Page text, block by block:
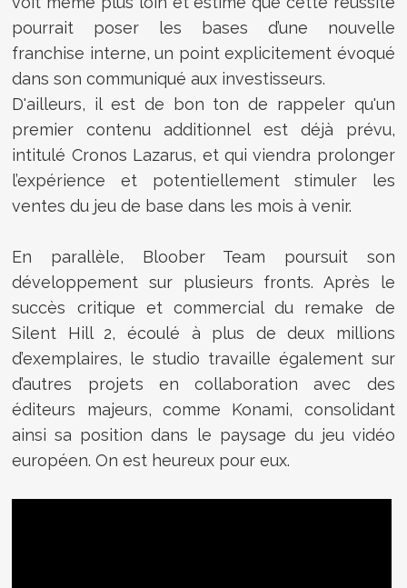
pourrait poser les bases d’une nouvelle
franchise interne, un point explicitement évoqué
dans son communiqué aux investisseurs.
D'ailleurs, il est de bon ton de rappeler qu'un
premier contenu additionnel est déjà prévu,
intitulé Cronos Lazarus, et qui viendra prolonger
l’expérience et potentiellement stimuler les
ventes du jeu de base dans les mois à venir.
En parallèle, Bloober Team poursuit son
développement sur plusieurs fronts. Après le
succès critique et commercial du remake de
Silent Hill 2, écoulé à plus de deux millions
d’exemplaires, le studio travaille également sur
d’autres projets en collaboration avec des
éditeurs majeurs, comme Konami, consolidant
ainsi sa position dans le paysage du jeu vidéo
européen. On est heureux pour eux.